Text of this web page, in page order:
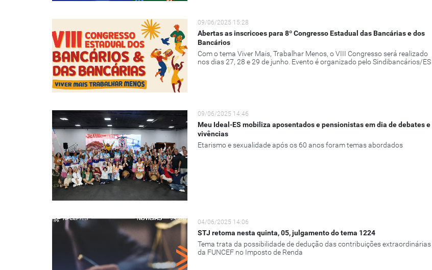
09/06/2025 15:28
Abertas as inscricoes para 8º Congresso Estadual das Bancárias e dos
Bancários
Com o tema Viver Mais, Trabalhar Menos, o VIII Congresso será realizado
nos dias 27, 28 e 29 de junho. Evento é organizado pelo Sindibancários/ES
09/06/2025 14:46
Meu Ideal-ES mobiliza aposentados e pensionistas em dia de debates e
vivências
Etarismo e sexualidade após os 60 anos foram temas abordados
04/06/2025 14:06
STJ retoma nesta quinta, 05, julgamento do tema 1224
Tema trata da possibilidade de dedução das contribuições extraordinárias
da FUNCEF no Imposto de Renda
Descontos: